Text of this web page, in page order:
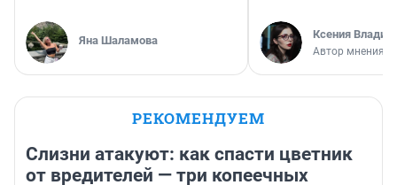
Яна Шаламова Ксения
Автор мнения
РЕКОМЕНДУЕМ
Слизни атакуют: как спасти цветник
от вредителей — три копеечных